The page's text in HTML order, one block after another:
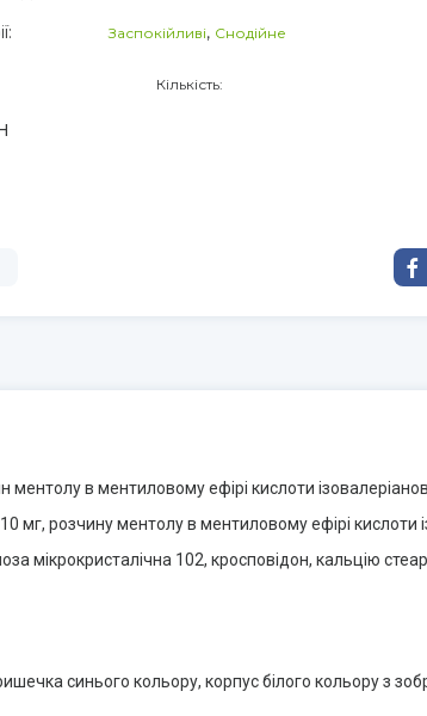
Заспокійливі, Снодійне
Кількість:
в ментиловому ефірі кислоти
мг, розчину ментолу в ментиловому ефірі кислоти
мікрокристалічна 102, кросповідон, кальцію
синього кольору, корпус білого кольору з